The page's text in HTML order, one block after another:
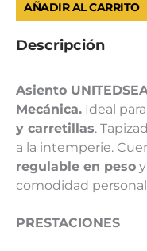
AÑADIR AL CARRITO
Descripción
Asiento
Mecánica. Ideal para
y carretillas.
a la intemperie.
regulable en peso
comodidad
PRESTACIONES